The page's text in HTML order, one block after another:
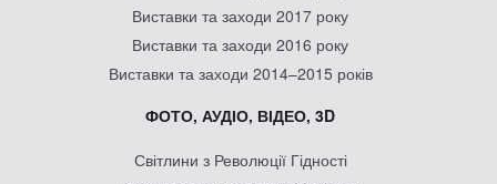
Виставки та заходи 2017 року
Виставки та заходи 2016 року
Виставки та заходи 2014–2015 років
ФОТО, АУДІО, ВІДЕО, 3D
Світлини з Революції Гідності